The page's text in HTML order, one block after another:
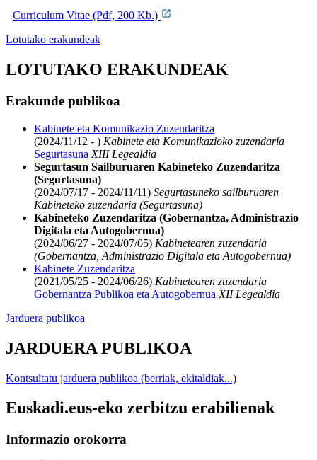
Curriculum Vitae (Pdf, 200 Kb.)
Lotutako erakundeak
LOTUTAKO ERAKUNDEAK
Erakunde publikoa
Kabinete eta Komunikazio Zuzendaritza
(2024/11/12 - ) Kabinete eta Komunikazioko zuzendaria
Segurtasuna XIII Legealdia
Segurtasun Sailburuaren Kabineteko Zuzendaritza
(Segurtasuna)
(2024/07/17 - 2024/11/11) Segurtasuneko sailburuaren
Kabineteko zuzendaria (Segurtasuna)
Kabineteko Zuzendaritza (Gobernantza, Administrazio
Digitala eta Autogobernua)
(2024/06/27 - 2024/07/05) Kabinetearen zuzendaria
(Gobernantza, Administrazio Digitala eta Autogobernua)
Kabinete Zuzendaritza
(2021/05/25 - 2024/06/26) Kabinetearen zuzendaria
Gobernantza Publikoa eta Autogobernua XII Legealdia
Jarduera publikoa
JARDUERA PUBLIKOA
Kontsultatu jarduera publikoa (berriak, ekitaldiak...)
Euskadi.eus-eko zerbitzu erabilienak
Informazio orokorra